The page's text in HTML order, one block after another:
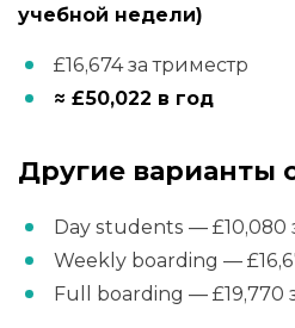
учебной недели)
£16,674 за триместр
≈ £50,022 в год
Другие варианты
Day students — £10,080
Weekly boarding —
Full boarding — £19,770